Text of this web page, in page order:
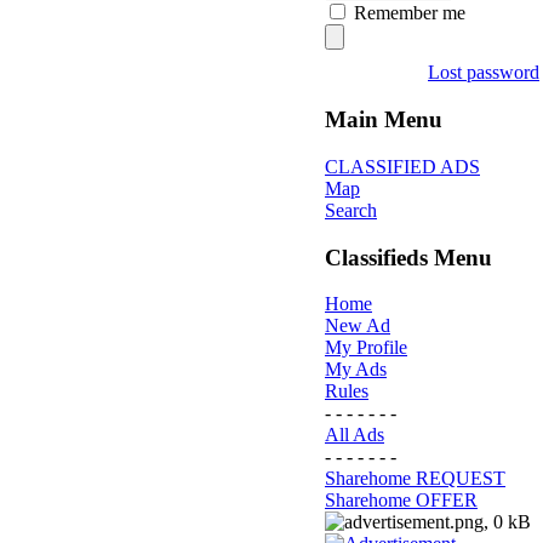
Remember me
Lost password
Main Menu
CLASSIFIED ADS
Map
Search
Classifieds Menu
Home
New Ad
My Profile
My Ads
Rules
- - - - - - -
All Ads
- - - - - - -
Sharehome REQUEST
Sharehome OFFER